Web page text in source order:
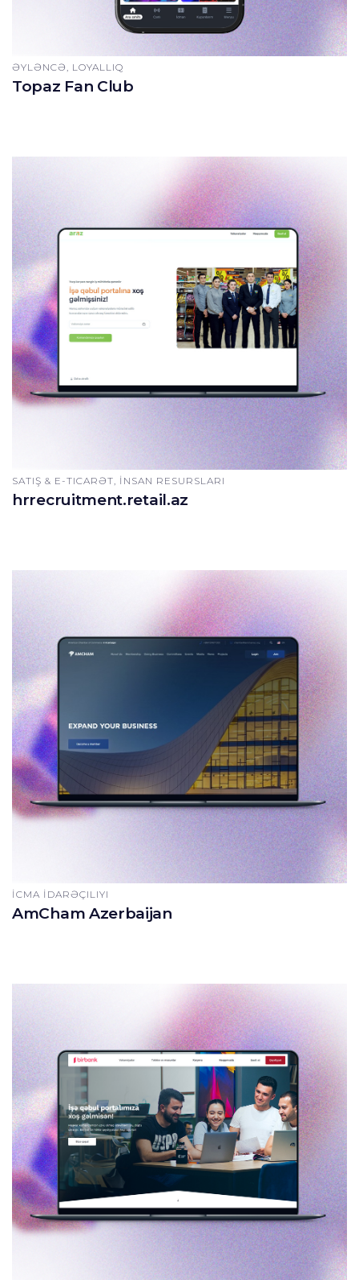
ƏYLƏNCƏ, LOYALLIQ
Topaz Fan Club
SATIŞ & E-TICARƏT, İNSAN RESURSLARI
hrrecruitment.retail.az
İCMA İDARƏÇILIYI
AmCham Azerbaijan